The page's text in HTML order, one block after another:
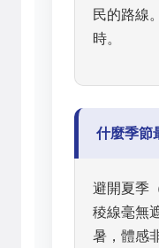
民的路線
時。
什麼季節
避開夏季
稜線毫無
暑，體感